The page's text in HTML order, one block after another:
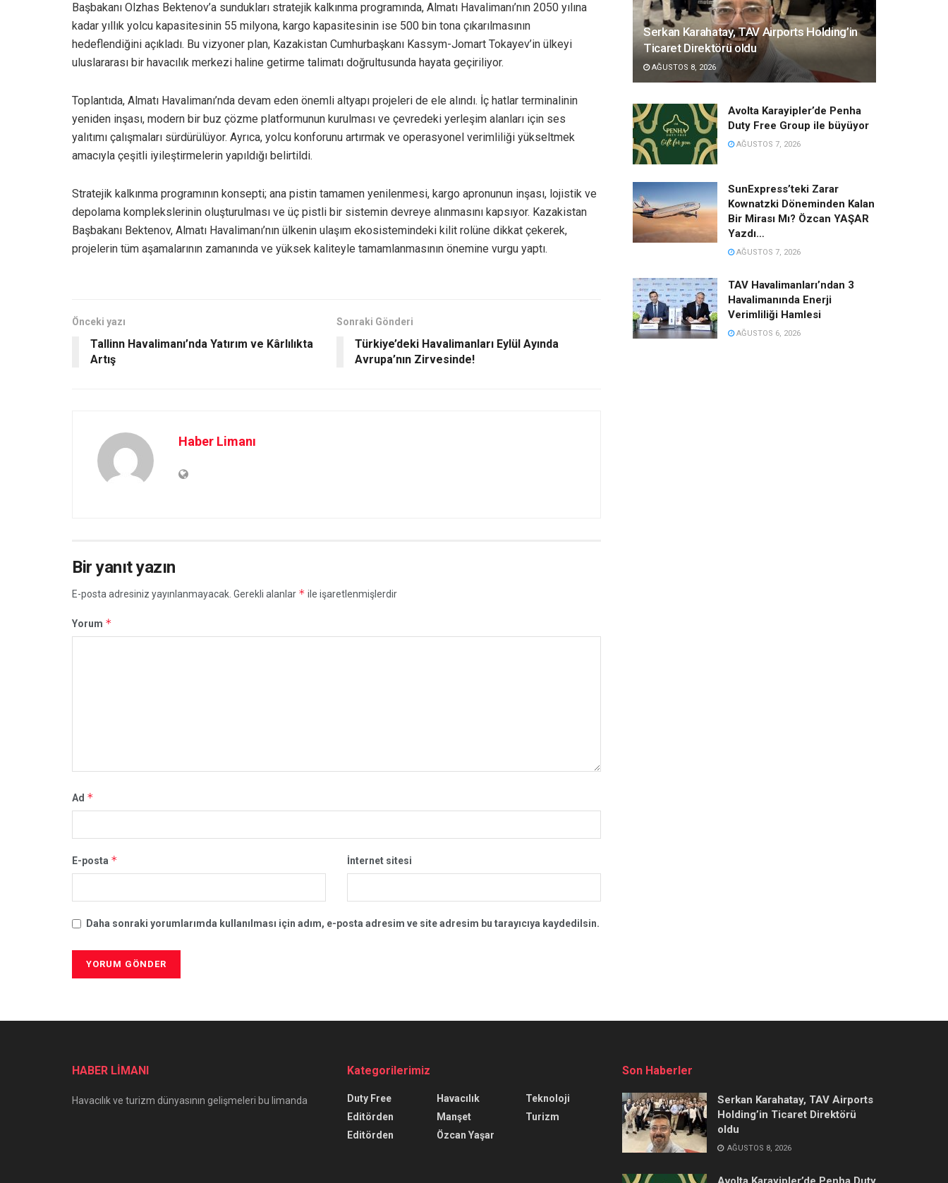
Başbakanı Olzhas Bektenov’a sundukları stratejik kalkınma programında, Almatı Havalimanı’nın 2050 yılına
kadar yıllık yolcu kapasitesinin 55 milyona, kargo kapasitesinin ise 500 bin tona çıkarılmasının
hedeflendiğini açıkladı. Bu vizyoner plan, Kazakistan Cumhurbaşkanı Kassym-Jomart Tokayev’in ülkeyi
uluslararası bir havacılık merkezi haline getirme talimatı doğrultusunda hayata geçiriliyor.
Toplantıda, Almatı Havalimanı’nda devam eden önemli altyapı projeleri de ele alındı. İç hatlar terminalinin
yeniden inşası, modern bir buz çözme platformunun kurulması ve çevredeki yerleşim alanları için ses
yalıtımı çalışmaları sürdürülüyor. Ayrıca, yolcu konforunu artırmak ve operasyonel verimliliği yükseltmek
amacıyla çeşitli iyileştirmelerin yapıldığı belirtildi.
Stratejik kalkınma programının konsepti; ana pistin tamamen yenilenmesi, kargo apronunun inşası, lojistik ve
depolama komplekslerinin oluşturulması ve üç pistli bir sistemin devreye alınmasını kapsıyor. Kazakistan
Başbakanı Bektenov, Almatı Havalimanı’nın ülkenin ulaşım ekosistemindeki kilit rolüne dikkat çekerek,
projelerin tüm aşamalarının zamanında ve yüksek kaliteyle tamamlanmasının önemine vurgu yaptı.
Önceki yazı
Tallinn Havalimanı’nda Yatırım ve Kârlılıkta
Artış
Sonraki Gönderi
Türkiye’deki Havalimanları Eylül Ayında
Avrupa’nın Zirvesinde!
Haber Limanı
Bir yanıt yazın
E-posta adresiniz yayınlanmayacak. Gerekli alanlar * ile işaretlenmişlerdir
Yorum *
Ad *
E-posta * İnternet sitesi
Daha sonraki yorumlarımda kullanılması için adım, e-posta adresim ve site adresim bu tarayıcıya kaydedilsin.
Serkan Karahatay, TAV Airports Holding’in
Ticaret Direktörü oldu
AĞUSTOS 8, 2026
Avolta Karayipler’de Penha
Duty Free Group ile büyüyor
AĞUSTOS 7, 2026
SunExpress’teki Zarar
Kownatzki Döneminden Kalan
Bir Mirası Mı? Özcan YAŞAR
Yazdı…
AĞUSTOS 7, 2026
TAV Havalimanları’ndan 3
Havalimanında Enerji
Verimliliği Hamlesi
AĞUSTOS 6, 2026
HABER LİMANI
Havacılık ve turizm dünyasının gelişmeleri bu limanda
Kategorilerimiz
Duty Free
Editörden
Editörden
Havacılık
Manşet
Özcan Yaşar
Teknoloji
Turizm
Son Haberler
Serkan Karahatay, TAV Airports
Holding’in Ticaret Direktörü
oldu
AĞUSTOS 8, 2026